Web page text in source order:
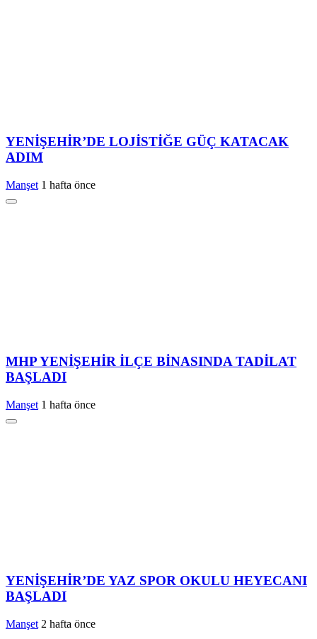
YENİŞEHİR’DE LOJİSTİĞE GÜÇ KATACAK
ADIM
Manşet 1 hafta önce
MHP YENİŞEHİR İLÇE BİNASINDA TADİLAT
BAŞLADI
Manşet 1 hafta önce
YENİŞEHİR’DE YAZ SPOR OKULU HEYECANI
BAŞLADI
Manşet 2 hafta önce